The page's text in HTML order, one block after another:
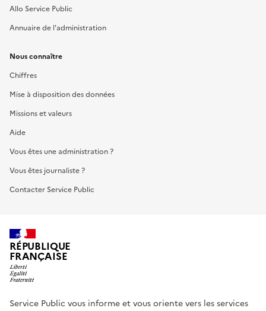
Allo Service Public
Annuaire de l'administration
Nous connaître
Chiffres
Mise à disposition des données
Missions et valeurs
Aide
Vous êtes une administration ?
Vous êtes journaliste ?
Contacter Service Public
RÉPUBLIQUE
FRANÇAISE
Service Public vous informe et vous oriente vers les services